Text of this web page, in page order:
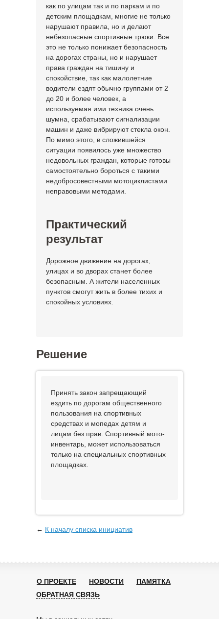
как по улицам так и по паркам и по
детским площадкам, многие не только
нарушают правила, но и делают
небезопасные спортивные трюки. Все
это не только понижает безопасность
на дорогах страны, но и нарушает
права граждан на тишину и
спокойствие, так как малолетние
водители ездят обычно группами от 2
до 20 и более человек, а
используемая ими техника очень
шумна, срабатывают сигнализации
машин и даже вибрируют стекла окон.
По мимо этого, в сложившейся
ситуации появилось уже множество
недовольных граждан, которые готовы
самостоятельно бороться с такими
недобросовестными мотоциклистами
неправовыми методами.
Практический
результат
Дорожное движение на дорогах,
улицах и во дворах станет более
безопасным. А жители населенных
пунктов смогут жить в более тихих и
спокойных условиях.
Решение
Принять закон запрещающий
ездить по дорогам общественного
пользования на спортивных
средствах и мопедах детям и
лицам без прав. Спортивный мото-
инвентарь, может использоваться
только на специальных спортивных
площадках.
← К началу списка инициатив
О ПРОЕКТЕ НОВОСТИ
ПАМЯТКА
ОБРАТНАЯ СВЯЗЬ